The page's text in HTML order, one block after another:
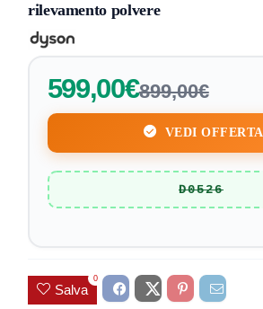
rilevamento polvere
599,00€899,00€
VEDI OFFERTA
D0526
Salva
0